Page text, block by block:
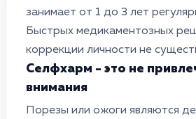
занимает от 1 до 3 лет
Быстрых медикаментозных
коррекции личности не
Селфхарм - это не
внимания
Порезы или ожоги являются